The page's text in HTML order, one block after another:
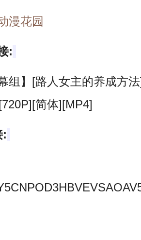
漫花园
:
组】[路人女主的养成方
简体][MP4]
: